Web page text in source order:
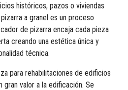
históricos, pazos o viviendas
a granel es un proceso
de pizarra encaja cada pieza
creando una estética única y
técnica.
para rehabilitaciones de edificios
gran valor a la edificación. Se